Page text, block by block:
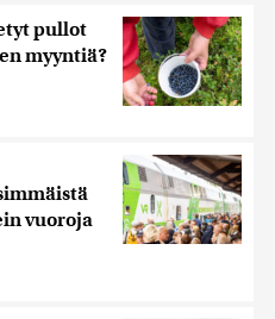
pullot
myyntiä?
vuoroja